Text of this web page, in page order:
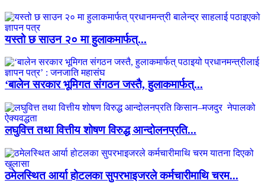
यस्तो छ साउन २० मा हुलाकमार्फत्...
‘बालेन सरकार भूमिगत संगठन जस्तै, हुलाकमार्फत्...
लघुवित्त तथा वित्तीय शोषण विरुद्ध आन्दोलनप्रति...
ठमेलस्थित आर्या होटलका सुपरभाइजरले कर्मचारीमाथि चरम...